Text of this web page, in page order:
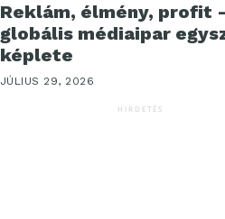
Reklám, élmény, profit
globális médiaipar
képlete
JÚLIUS 29, 2026
HIRDETÉS